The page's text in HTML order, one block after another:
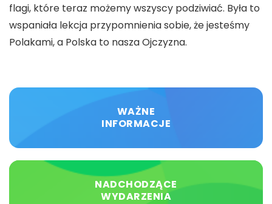
flagi, które teraz możemy wszyscy podziwiać. Była to
wspaniała lekcja przypomnienia sobie, że jesteśmy
Polakami, a Polska to nasza Ojczyzna.
WAŻNE
INFORMACJE
NADCHODZĄCE
WYDARZENIA